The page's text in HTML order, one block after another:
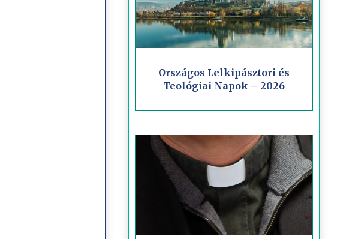
Országos Lelkipásztori és
Teológiai Napok – 2026